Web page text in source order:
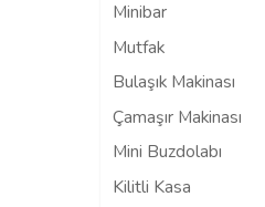
Minibar
Mutfak
Bulaşık Makinası
Çamaşır Makinası
Mini Buzdolabı
Kilitli Kasa